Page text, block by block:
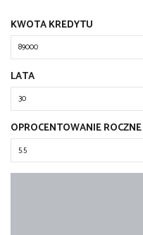
KWOTA KREDYTU
LATA
OPROCENTOWANIE ROCZNE